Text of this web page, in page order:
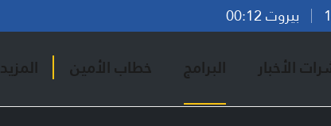
بيروت 00:12
الأخبار البرامج خطاب الأمين المزيد